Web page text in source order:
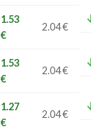
1.53
€
2.04 €
1.53
€
2.04 €
1.27
€
2.04 €